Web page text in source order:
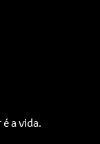
a vida.